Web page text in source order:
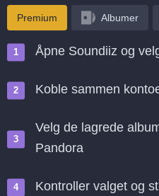
Premium Albumer
Åpne Soundiiz og
Koble sammen
Velg de lagrede
Pandora
Kontroller valget og